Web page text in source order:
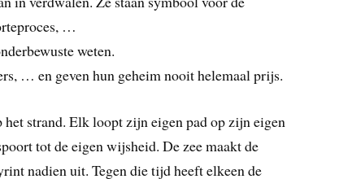
…
weten.
… en geven hun geheim nooit helemaal prijs.
strand. Elk loopt zijn eigen pad op zijn eigen
tot de eigen wijsheid. De zee maakt de
nadien uit. Tegen die tijd heeft elkeen de